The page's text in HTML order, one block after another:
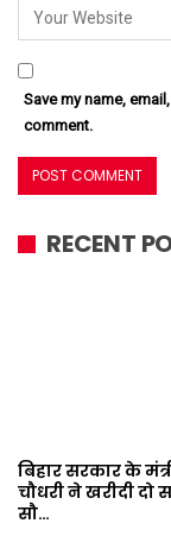
Save my name,
comment.
RECENT
बिहार सरकार के
चौधरी ने खरीदी दो
सौ…